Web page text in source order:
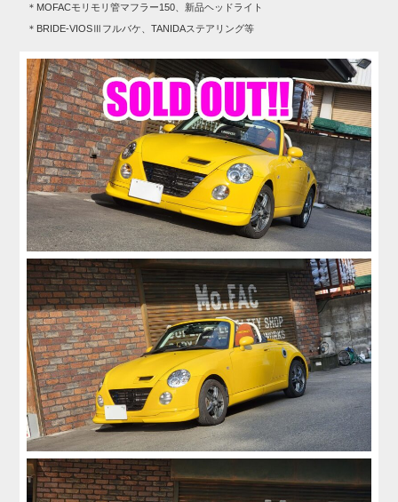
＊MOFACモリモリ管マフラー150、新品ヘッドライト
＊BRIDE-VIOSⅢフルバケ、TANIDAステアリング等